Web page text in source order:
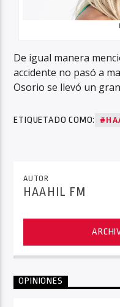
De igual manera
accidente no pasó a
Osorio se llevó un
ETIQUETADO COMO:
AUTOR
HAAHIL FM
OPINIONES